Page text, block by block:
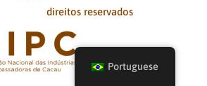
direitos reservados
Facebook
Portuguese